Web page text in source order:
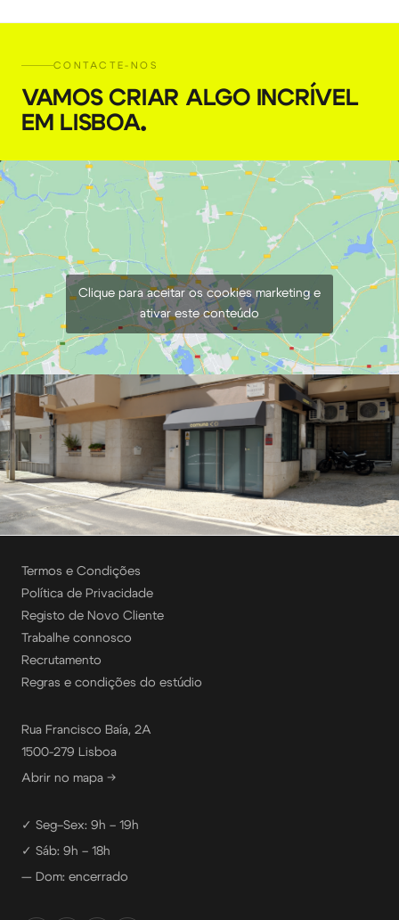
CONTACTE-NOS
VAMOS CRIAR ALGO INCRÍVEL
EM LISBOA.
Clique para aceitar os cookies marketing e
ativar este conteúdo
Termos e Condições
Política de Privacidade
Registo de Novo Cliente
Trabalhe connosco
Recrutamento
Regras e condições do estúdio
Rua Francisco Baía, 2A
1500-279 Lisboa
Abrir no mapa →
✓ Seg–Sex: 9h – 19h
✓ Sáb: 9h – 18h
— Dom: encerrado